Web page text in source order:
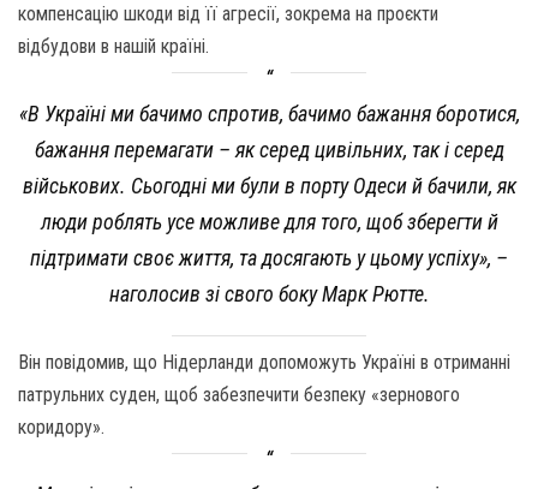
компенсацію шкоди від її агресії, зокрема на проєкти
відбудови в нашій країні.
«В Україні ми бачимо спротив, бачимо бажання боротися,
бажання перемагати – як серед цивільних, так і серед
військових. Сьогодні ми були в порту Одеси й бачили, як
люди роблять усе можливе для того, щоб зберегти й
підтримати своє життя, та досягають у цьому успіху», –
наголосив зі свого боку Марк Рютте.
Він повідомив, що Нідерланди допоможуть Україні в отриманні
патрульних суден, щоб забезпечити безпеку «зернового
коридору».